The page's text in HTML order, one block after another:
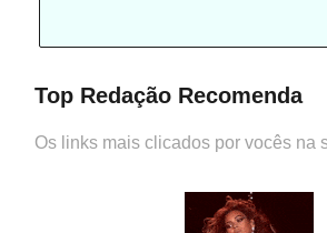
Top Redação Recomenda
Os links mais clicados por vocês na